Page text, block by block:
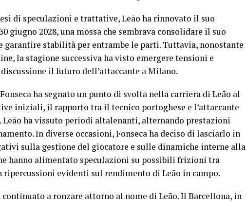
di speculazioni e trattative, Leão ha rinnovato il suo
giugno 2028, una mossa che sembrava consolidare il suo
garantire stabilità per entrambe le parti. Tuttavia, nonostante
la stagione successiva ha visto emergere tensioni e
il futuro dell’attaccante a Milano.
ha segnato un punto di svolta nella carriera di Leão al
iniziali, il rapporto tra il tecnico portoghese e l’attaccante
Leão ha vissuto periodi altalenanti, alternando prestazioni
In diverse occasioni, Fonseca ha deciso di lasciarlo in
sulla gestione del giocatore e sulle dinamiche interne alla
hanno alimentato speculazioni su possibili frizioni tra
ripercussioni evidenti sul rendimento di Leão in campo.
a ronzare attorno al nome di Leão. Il Barcellona, in